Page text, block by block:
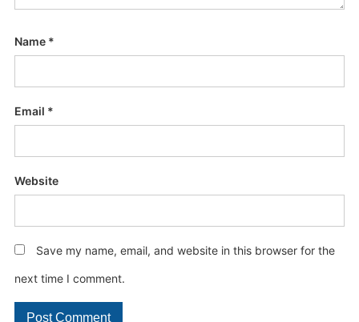
Name *
Email *
Website
Save my name, email, and website in this browser for the
next time I comment.